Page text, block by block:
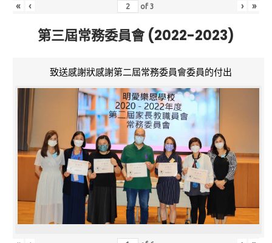
« ‹ of3 › »
第三屆常務委員會 (2022-2023)
致送感謝狀感謝第二屆常務委員會委員的付出